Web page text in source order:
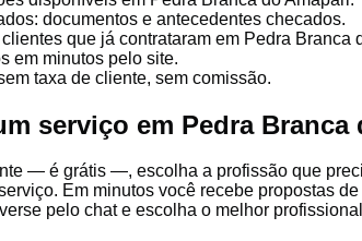
documentos e antecedentes checados.
que já contrataram em Pedra Branca
em minutos pelo site.
taxa de cliente, sem comissão.
serviço em Pedra Branca
— é grátis —, escolha a profissão que
Em minutos você recebe propostas
pelo chat e escolha o melhor